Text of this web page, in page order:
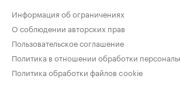
Информация об ограничениях
О соблюдении авторских прав
Пользовательское соглашение
Политика в отношении обработки
Политика обработки файлов cookie